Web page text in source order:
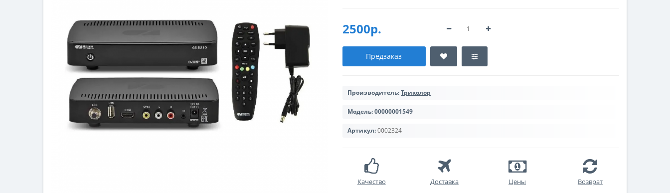
2500р.
Предзаказ
Производитель:Триколор
Модель:00000001549
Артикул:0002324
Качество Доставка Цены Возврат